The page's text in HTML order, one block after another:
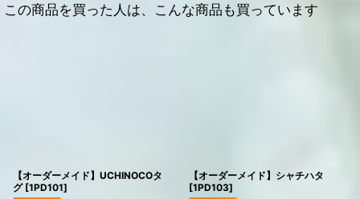
この商品を買った人は、こんな商品も買っています
【オーダーメイド】UCHINOCOタ
グ [1PD101]
【オーダーメイド】シャチハタ
[1PD103]